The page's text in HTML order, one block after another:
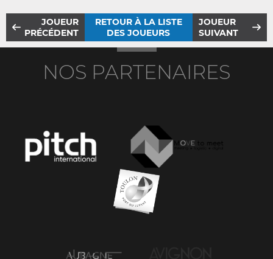
JOUEUR
PRÉCÉDENT
RETOUR À LA LISTE
DES JOUEURS
JOUEUR
SUIVANT
NOS PARTENAIRES